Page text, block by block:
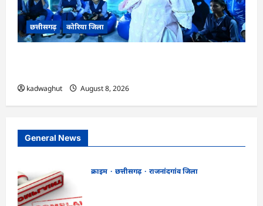
छत्तीसगढ़ कोरिया जिला
kadwaghut August 8, 2026
General News
क्राइम छत्तीसगढ़
राजनांदगांव जिला